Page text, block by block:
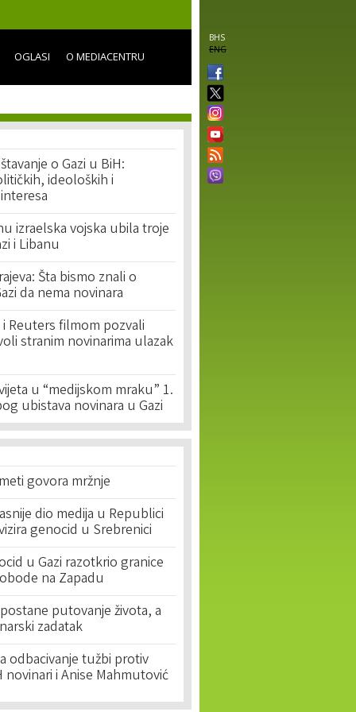
BHS
ENG
OGLASI O MEDIACENTRU
o Gazi u BiH:
ideoloških i
izraelska vojska ubila troje
i Libanu
Šta bismo znali o
da nema novinara
i Reuters filmom pozvali
stranim novinarima ulazak
u “medijskom mraku” 1.
ubistava novinara u Gazi
govora mržnje
dio medija u Republici
genocid u Srebrenici
u Gazi razotkrio granice
na Zapadu
putovanje života, a
zadatak
odbacivanje tužbi protiv
novinari i Anise Mahmutović